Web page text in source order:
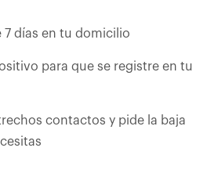
7 días en tu domicilio
para que se registre en tu
contactos y pide la baja